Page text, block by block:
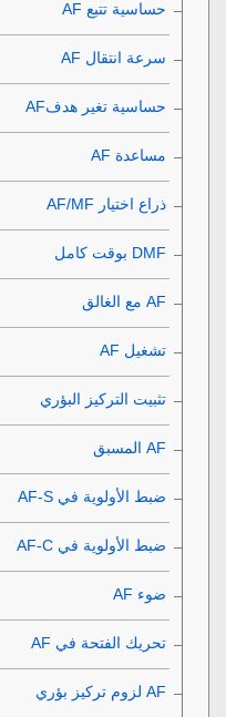
حساسية تتبع AF‎‏
سرعة انتقال AF‎‏
حساسية تغير هدفAF‎‏
مساعدة AF‎‏
ذراع اختيار AF/MF
تشغيل AF‎‏
تثبيت التركيز البؤري
ضبط الأولوية في AF-S‎‏
ضبط الأولوية في AF-C‎‏
ضوء AF‎‏
تحريك الفتحة في AF‎‏